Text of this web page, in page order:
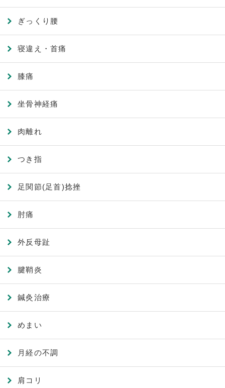
ぎっくり腰
寝違え・首痛
膝痛
坐骨神経痛
肉離れ
つき指
足関節(足首)捻挫
肘痛
外反母趾
腱鞘炎
鍼灸治療
めまい
月経の不調
肩コリ